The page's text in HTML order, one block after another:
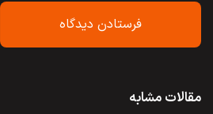
مقالات مشابه